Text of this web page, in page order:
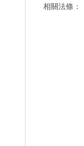
相關法條：